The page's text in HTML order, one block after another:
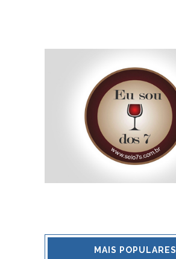
MAIS POPULARES